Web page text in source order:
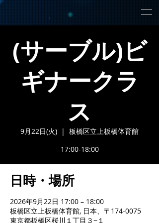
(サーブル)ビ
ギナークラ
ス
9月22日(火)
  |
板橋区立上板橋体育館
17:00-18:00
日時・場所
2026年9月22日 17:00 – 18:00
板橋区立上板橋体育館, 日本、〒174-0075
東京都板橋区桜川１丁目３−１